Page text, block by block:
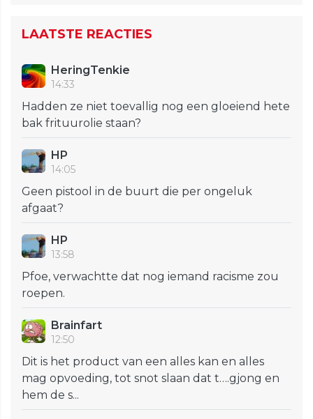
LAATSTE REACTIES
HeringTenkie
14:33
Hadden ze niet toevallig nog een gloeiend hete
bak frituurolie staan?
HP
14:05
Geen pistool in de buurt die per ongeluk
afgaat?
HP
13:58
Pfoe, verwachtte dat nog iemand racisme zou
roepen.
Brainfart
12:50
Dit is het product van een alles kan en alles
mag opvoeding, tot snot slaan dat t….gjong en
hem de s...